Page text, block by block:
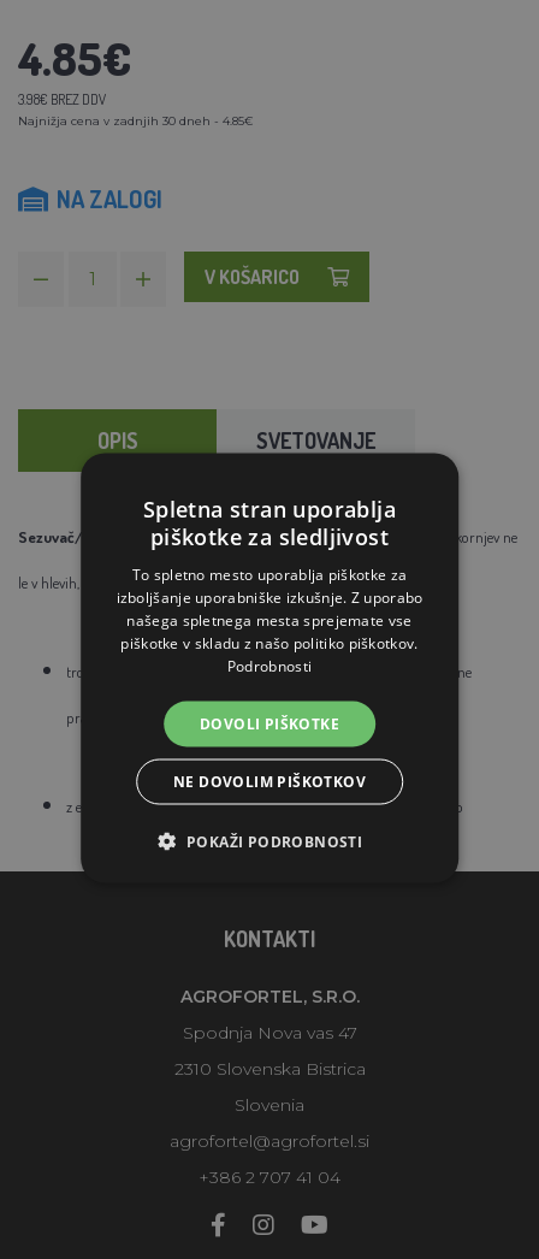
4.85€
3.98€ BREZ DDV
Najnižja cena v zadnjih 30 dneh - 4.85€
NA ZALOGI
V KOŠARICO
OPIS SVETOVANJE
Sezuvač/zajec za jahalne in druge škornje, za enostavno sezuvanje škornjev ne
le v hlevih, brez sklanjanja in umazanja rok
trdna plastika z zaščitnim in nedrsečim robom, čevlji ne drsijo in ne
praskajo se
z eno nogo stopimo na sezuvač, z drugo nogo pa škorenj sezuvamo
KONTAKTI
AGROFORTEL, S.R.O.
Spodnja Nova vas 47
2310 Slovenska Bistrica
Slovenia
agrofortel@agrofortel.si
+386 2 707 41 04
Spletna stran uporablja
piškotke za sledljivost
To spletno mesto uporablja piškotke za
izboljšanje uporabniške izkušnje. Z uporabo
našega spletnega mesta sprejemate vse
piškotke v skladu z našo politiko piškotkov.
Podrobnosti
DOVOLI PIŠKOTKE
NE DOVOLIM PIŠKOTKOV
POKAŽI PODROBNOSTI